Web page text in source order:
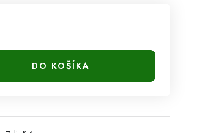
DO KOŠÍKA